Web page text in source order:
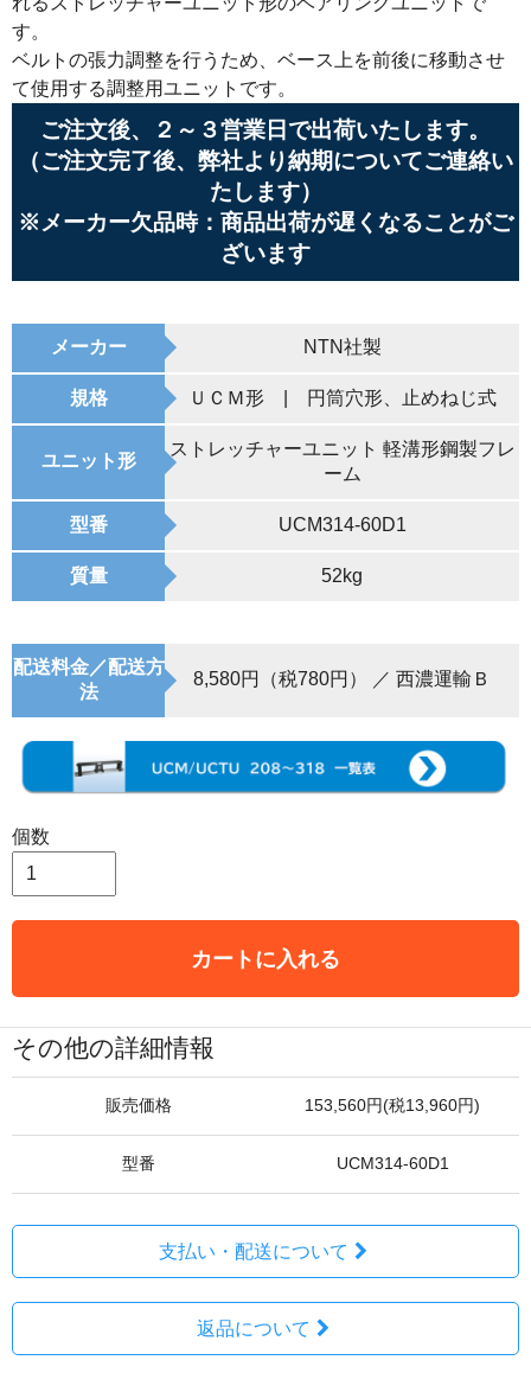
す。
ベルトの張力調整を行うため、ベース上を前後に移動させ
て使用する調整用ユニットです。
ご注文後、２～３営業日で出荷いたします。
（ご注文完了後、弊社より納期についてご連絡い
たします）
※メーカー欠品時：商品出荷が遅くなることがご
ざいます
メーカー NTN社製
規格 ＵＣＭ形 | 円筒穴形、止めねじ式
ユニット形
ストレッチャーユニット 軽溝形鋼製フレ
ーム
型番 UCM314-60D1
質量 52kg
配送料金／配送方
法
8,580円（税780円） ／ 西濃運輸Ｂ
個数
カートに入れる
その他の詳細情報
販売価格 153,560円(税13,960円)
型番 UCM314-60D1
支払い・配送について
返品について